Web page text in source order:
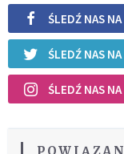
ŚLEDŹ NAS
ŚLEDŹ NAS
ŚLEDŹ NAS